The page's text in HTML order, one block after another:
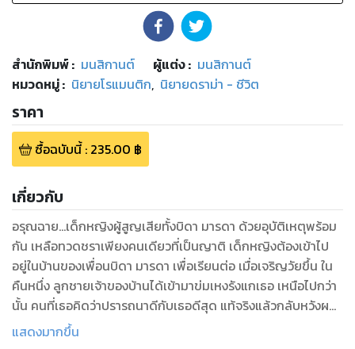
สำนักพิมพ์: มนสิกานต์ ผู้แต่ง : มนสิกานต์
หมวดหมู่: นิยายโรแมนติก, นิยายดราม่า - ชีวิต
ราคา
ซื้อฉบับนี้: 235.00 ฿
เกี่ยวกับ
อรุณฉาย...เด็กหญิงผู้สูญเสียทั้งบิดา มารดา ด้วยอุบัติเหตุพร้อม
กัน เหลือทวดชราเพียงคนเดียวที่เป็นญาติ เด็กหญิงต้องเข้าไป
อยู่ในบ้านของเพื่อนบิดา มารดา เพื่อเรียนต่อ เมื่อเจริญวัยขึ้น ใน
คืนหนึ่ง ลูกชายเจ้าของบ้านได้เข้ามาข่มเหงรังแกเธอ เหนือไปกว่า
นั้น คนที่เธอคิดว่าปรารถนาดีกับเธอดีสุด แท้จริงแล้วกลับหวังผล
ประโยชน์ในตัวเธอ
แสดงมากขึ้น